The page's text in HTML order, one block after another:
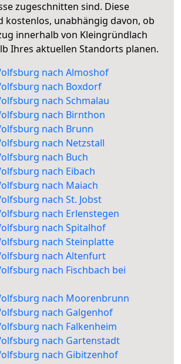
zugeschnitten sind. Diese
kostenlos, unabhängig davon, ob
innerhalb von Kleingründlach
Ihres aktuellen Standorts planen.
nach Almoshof
nach Boxdorf
nach Schmalau
nach Birnthon
nach Brunn
nach Netzstall
nach Buch
nach Eibach
nach Maiach
nach St. Jobst
nach Erlenstegen
nach Spitalhof
nach Steinplatte
nach Altenfurt
nach Fischbach bei
nach Moorenbrunn
nach Galgenhof
nach Falkenheim
nach Gartenstadt
nach Gibitzenhof